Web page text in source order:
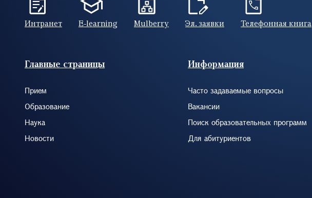
Интранет E-learning Mulberry Эл. заявки Телефонная книга
Footer (RUS)
Главные страницы
Прием
Образование
Наука
Новости
Информация
Часто задаваемые вопросы
Вакансии
Поиск образовательных программ
Для абитуриентов